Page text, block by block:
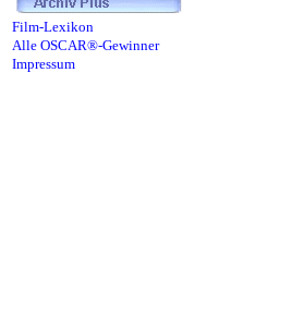
Film-Lexikon
Alle OSCAR®-Gewinner
Impressum